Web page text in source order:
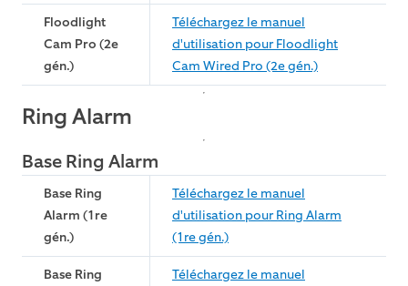
Floodlight
Cam Pro (2e
gén.)
Téléchargez le manuel
d'utilisation pour Floodlight
Cam Wired Pro (2e gén.)
Ring Alarm
Base Ring Alarm
Base Ring
Alarm (1re
gén.)
Téléchargez le manuel
d'utilisation pour Ring Alarm
(1re gén.)
Base Ring Téléchargez le manuel